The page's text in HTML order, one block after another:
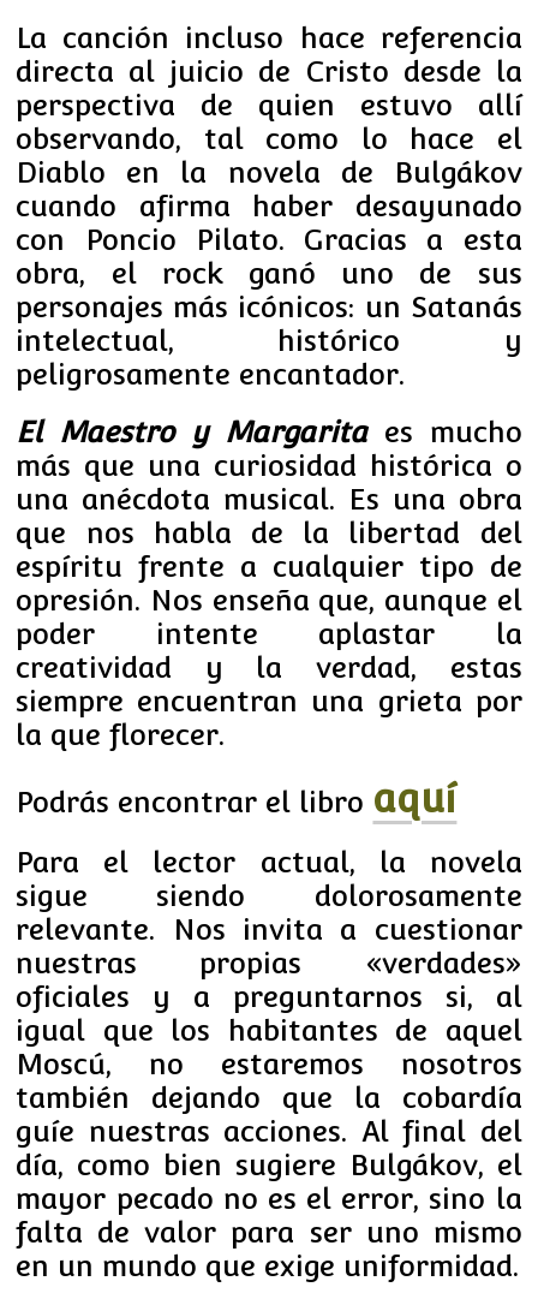
La canción incluso hace referencia
directa al juicio de Cristo desde la
perspectiva de quien estuvo allí
observando, tal como lo hace el
Diablo en la novela de Bulgákov
cuando afirma haber desayunado
con Poncio Pilato. Gracias a esta
obra, el rock ganó uno de sus
personajes más icónicos: un Satanás
intelectual, histórico y
peligrosamente encantador.
El Maestro y Margaritaes mucho
más que una curiosidad histórica o
una anécdota musical. Es una obra
que nos habla de la libertad del
espíritu frente a cualquier tipo de
opresión. Nos enseña que, aunque el
poder intente aplastar la
creatividad y la verdad, estas
siempre encuentran una grieta por
la que florecer.
Podrás encontrar el libro aquí
Para el lector actual, la novela
sigue siendo dolorosamente
relevante. Nos invita a cuestionar
nuestras propias «verdades»
oficiales y a preguntarnos si, al
igual que los habitantes de aquel
Moscú, no estaremos nosotros
también dejando que la cobardía
guíe nuestras acciones. Al final del
día, como bien sugiere Bulgákov, el
mayor pecado no es el error, sino la
falta de valor para ser uno mismo
en un mundo que exige uniformidad.